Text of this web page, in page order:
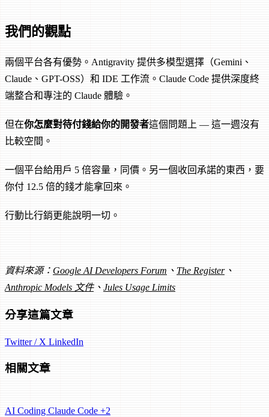
我們的觀點
兩個平台各有優勢。Antigravity 提供多模型選擇（Gemini、
Claude、GPT-OSS）和 IDE 工作流。Claude Code 提供深度終
端整合和專注的 Claude 體驗。
但在你怎麼對待付錢給你的開發者這個問題上 — 這一週沒有
比較空間。
一個平台給用戶 5 倍容量，同價。另一個收回承諾的東西，要
你付 12.5 倍的錢才能拿回來。
行動比行銷更能說明一切。
資料來源： Google AI Developers Forum 、 The Register、
Anthropic Models 文件、 Jules Usage Limits
分享這篇文章
Twitter / X LinkedIn
相關文章
AI Coding Claude Code +2